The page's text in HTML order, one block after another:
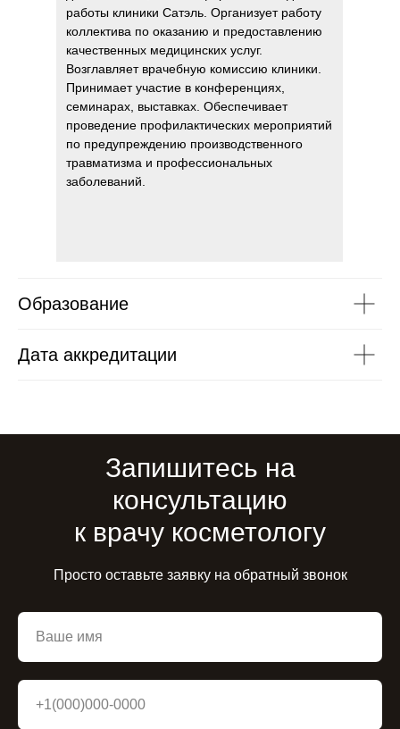
работы клиники Сатэль. Организует работу
коллектива по оказанию и предоставлению
качественных медицинских услуг.
Возглавляет врачебную комиссию клиники.
Принимает участие в конференциях,
семинарах, выставках. Обеспечивает
проведение профилактических мероприятий
по предупреждению производственного
травматизма и профессиональных
заболеваний.
Образование
Дата аккредитации
Запишитесь на
консультацию
к врачу косметологу
Просто оставьте заявку на обратный звонок